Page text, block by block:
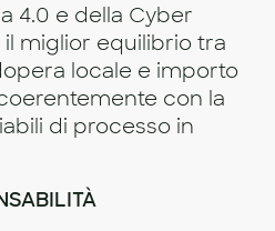
4.0 e della Cyber
miglior equilibrio tra
locale e importo
con la
di processo in